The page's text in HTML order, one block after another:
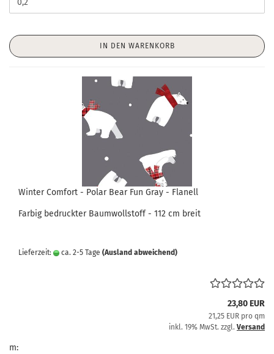
IN DEN WARENKORB
Winter Comfort - Polar Bear Fun Gray - Flanell
Farbig bedruckter Baumwollstoff - 112 cm breit
Lieferzeit: ca. 2-5 Tage (Ausland abweichend)
23,80 EUR
21,25 EUR pro qm
inkl. 19% MwSt. zzgl. Versand
m: